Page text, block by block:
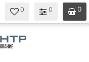
0
0
0